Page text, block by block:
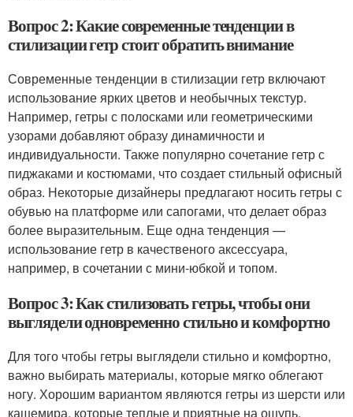
Вопрос 2: Какие современные тенденции в
стилизации гетр стоит обратить внимание
Современные тенденции в стилизации гетр включают
использование ярких цветов и необычных текстур.
Например, гетры с полосками или геометрическими
узорами добавляют образу динамичности и
индивидуальности. Также популярно сочетание гетр с
пиджаками и костюмами, что создает стильный офисный
образ. Некоторые дизайнеры предлагают носить гетры с
обувью на платформе или сапогами, что делает образ
более выразительным. Еще одна тенденция —
использование гетр в качественого аксессуара,
например, в сочетании с мини-юбкой и топом.
Вопрос 3: Как стилизовать гетры, чтобы они
выглядели одновременно стильно и комфортно
Для того чтобы гетры выглядели стильно и комфортно,
важно выбирать материалы, которые мягко облегают
ногу. Хорошим вариантом являются гетры из шерсти или
кашемира, которые теплые и приятные на ощупь.